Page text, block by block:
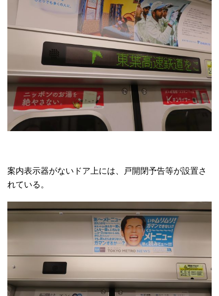
案内表示器がないドア上には、戸開閉予告等が設置さ
れている。